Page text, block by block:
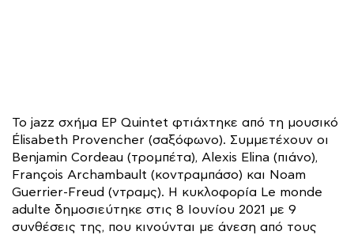
Το jazz σχήμα EP Quintet φτιάχτηκε από τη μουσικό
Élisabeth Provencher (σαξόφωνο). Συμμετέχουν οι
Benjamin Cordeau (τρομπέτα), Alexis Elina (πιάνο),
François Archambault (κοντραμπάσο) και Noam
Guerrier-Freud (ντραμς). Η κυκλοφορία Le monde
adulte δημοσιεύτηκε στις 8 Ιουνίου 2021 με 9
συνθέσεις της, που κινούνται με άνεση από τους